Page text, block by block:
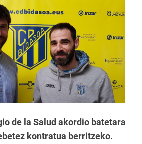
de la Salud akordio batetara
kontratua berritzeko.